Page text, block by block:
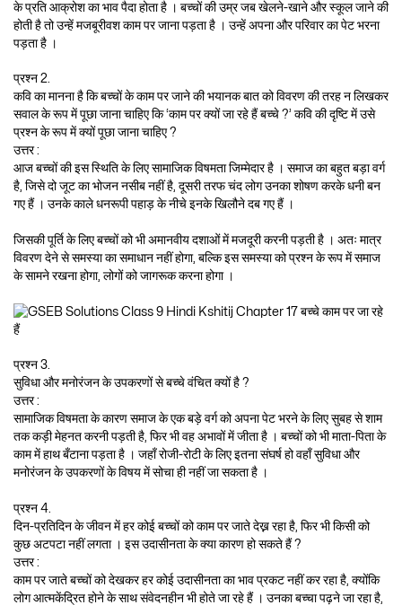
के प्रति आक्रोश का भाव पैदा होता है । बच्चों की उम्र जब खेलने-खाने और स्कूल जाने की
होती है तो उन्हें मजबूरीवश काम पर जाना पड़ता है । उन्हें अपना और परिवार का पेट भरना
पड़ता है ।
प्रश्न 2.
कवि का मानना है कि बच्चों के काम पर जाने की भयानक बात को विवरण की तरह न लिखकर
सवाल के रूप में पूछा जाना चाहिए कि ‘काम पर क्यों जा रहे हैं बच्चे ?’ कवि की दृष्टि में उसे
प्रश्न के रूप में क्यों पूछा जाना चाहिए ?
उत्तर :
आज बच्चों की इस स्थिति के लिए सामाजिक विषमता जिम्मेदार है । समाज का बहुत बड़ा वर्ग
है, जिसे दो जूट का भोजन नसीब नहीं है, दूसरी तरफ चंद लोग उनका शोषण करके धनी बन
गए हैं । उनके काले धनरूपी पहाड़ के नीचे इनके खिलौने दब गए हैं ।
जिसकी पूर्ति के लिए बच्चों को भी अमानवीय दशाओं में मजदूरी करनी पड़ती है । अतः मात्र
विवरण देने से समस्या का समाधान नहीं होगा, बल्कि इस समस्या को प्रश्न के रूप में समाज
के सामने रखना होगा, लोगों को जागरूक करना होगा ।
प्रश्न 3.
सुविधा और मनोरंजन के उपकरणों से बच्चे वंचित क्यों है ?
उत्तर :
सामाजिक विषमता के कारण समाज के एक बड़े वर्ग को अपना पेट भरने के लिए सुबह से शाम
तक कड़ी मेहनत करनी पड़ती है, फिर भी वह अभावों में जीता है । बच्चों को भी माता-पिता के
काम में हाथ बँटाना पड़ता है । जहाँ रोजी-रोटी के लिए इतना संघर्ष हो वहाँ सुविधा और
मनोरंजन के उपकरणों के विषय में सोचा ही नहीं जा सकता है ।
प्रश्न 4.
दिन-प्रतिदिन के जीवन में हर कोई बच्चों को काम पर जाते देख्न रहा है, फिर भी किसी को
कुछ अटपटा नहीं लगता । इस उदासीनता के क्या कारण हो सकते हैं ?
उत्तर :
काम पर जाते बच्चों को देखकर हर कोई उदासीनता का भाव प्रकट नहीं कर रहा है, क्योंकि
लोग आत्मकेंद्रित होने के साथ संवेदनहीन भी होते जा रहे हैं । उनका बच्चा पढ़ने जा रहा है,